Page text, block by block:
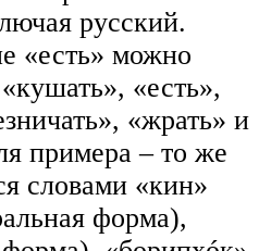
русский.
«есть» можно
«есть»,
«жрать» и
примера – то же
словами «кин»
форма),